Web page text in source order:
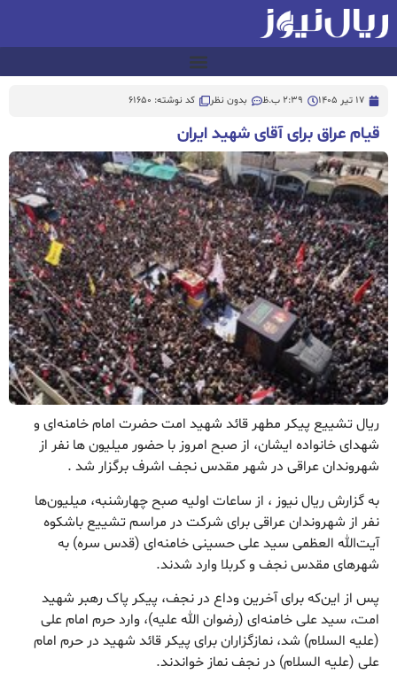
17 تیر 1405 2:39 ب.ظ بدون نظر کد نوشته: 61650
قیام عراق برای آقای شهید ایران
ریال تشییع پیکر مطهر قائد شهید امت حضرت امام خامنه‌ای و
شهدای خانواده ایشان، از صبح امروز با حضور میلیون ها نفر از
شهروندان عراقی در شهر مقدس نجف اشرف برگزار شد .
به گزارش ریال نیوز ، از ساعات اولیه صبح چهارشنبه، میلیون‌ها
نفر از شهروندان عراقی برای شرکت در مراسم تشییع باشکوه
آیت‌الله العظمی سید علی حسینی خامنه‌ای (قدس سره) به
شهرهای مقدس نجف و کربلا وارد شدند.
پس از این‌که برای آخرین وداع در نجف، پیکر پاک رهبر شهید
امت، سید علی خامنه‌ای (رضوان الله علیه)، وارد حرم امام علی
(علیه السلام) شد، نمازگزاران برای پیکر قائد شهید در حرم امام
علی (علیه السلام) در نجف نماز خواندند.